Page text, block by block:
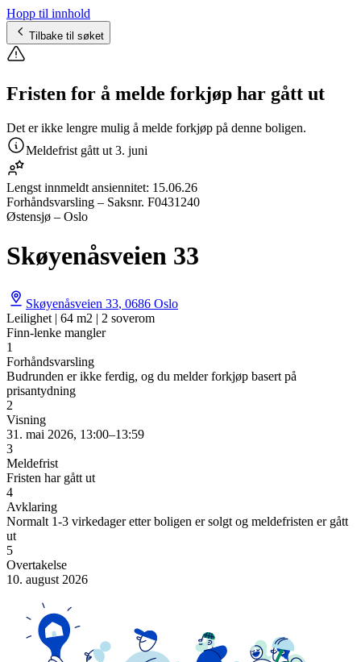
Hopp til innhold
Tilbake til søket
Fristen for å melde forkjøp har gått ut
Det er ikke lengre mulig å melde forkjøp på denne boligen.
Meldefrist gått ut 3. juni
Lengst innmeldt ansiennitet: 15.06.26
Forhåndsvarsling – Saksnr. F0431240
Østensjø – Oslo
Skøyenåsveien 33
Skøyenåsveien 33, 0686 Oslo
Leilighet | 64 m2 | 2 soverom
Finn-lenke mangler
1
Forhåndsvarsling
Budrunden er ikke ferdig, og du melder forkjøp basert på
prisantydning
2
Visning
31. mai 2026, 13:00–13:59
3
Meldefrist
Fristen har gått ut
4
Avklaring
Normalt 1-3 virkedager etter boligen er solgt og meldefristen er gått
ut
5
Overtakelse
10. august 2026